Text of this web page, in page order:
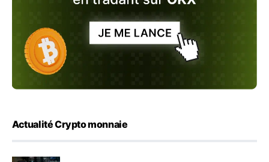
Actualité Crypto monnaie